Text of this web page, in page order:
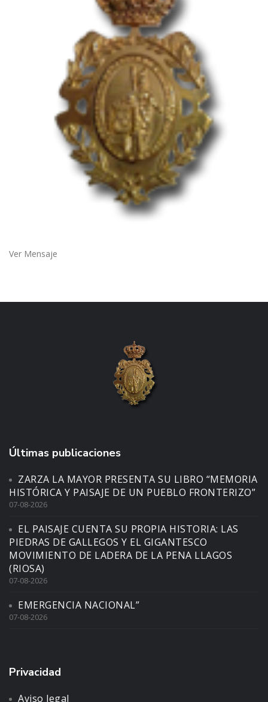
Ver Mensaje
Últimas publicaciones
ZARZA LA MAYOR PRESENTA SU LIBRO “MEMORIA
HISTÓRICA Y PAISAJE DE UN PUEBLO FRONTERIZO”
07-08-2026
EL PAISAJE CUENTA SU PROPIA HISTORIA: LAS
PIEDRAS DE GALLEGOS Y EL GIGANTESCO
MOVIMIENTO DE LADERA DE LA PENA LLAGOS
(RIOSA)
07-08-2026
EMERGENCIA NACIONAL”
07-08-2026
Privacidad
Aviso legal